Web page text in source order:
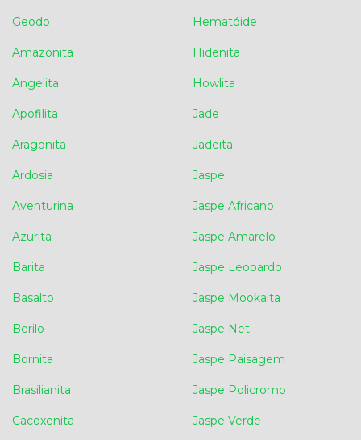
Geodo
Amazonita
Angelita
Apofilita
Aragonita
Ardosia
Aventurina
Azurita
Barita
Basalto
Berilo
Bornita
Brasilianita
Cacoxenita
Hematóide
Hidenita
Howlita
Jade
Jadeita
Jaspe
Jaspe Africano
Jaspe Amarelo
Jaspe Leopardo
Jaspe Mookaita
Jaspe Net
Jaspe Paisagem
Jaspe Policromo
Jaspe Verde